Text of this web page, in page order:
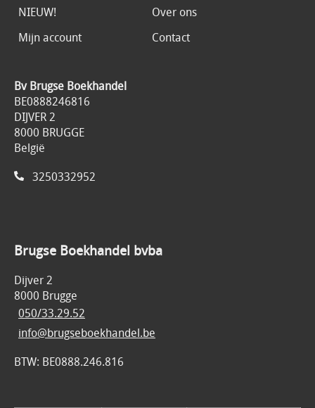
NIEUW!
Over ons
Mijn account
Contact
Bv Brugse Boekhandel
BE0888246816
DIJVER 2
8000 BRUGGE
België
3250332952
Brugse Boekhandel bvba
Dijver 2
8000 Brugge
050/33.29.52
info@brugseboekhandel.be
BTW: BE0888.246.816